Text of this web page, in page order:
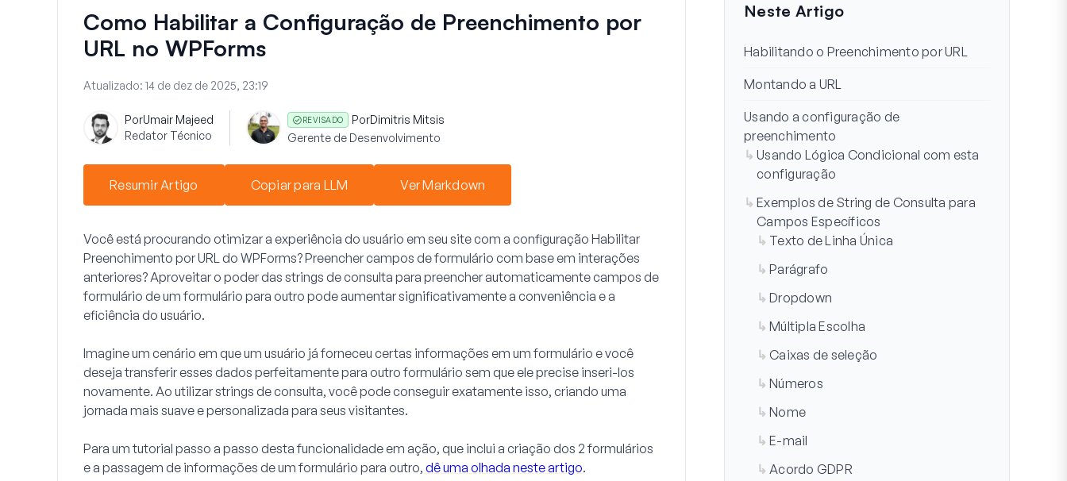
Como Habilitar a Configuração de Preenchimento por
URL no WPForms
Atualizado: 14 de dez de 2025, 23:19
PorUmair Majeed
Redator Técnico
REVISADO PorDimitris Mitsis
Gerente de Desenvolvimento
Resumir Artigo Copiar para LLM Ver Markdown
Você está procurando otimizar a experiência do usuário em seu site com a configuração Habilitar
Preenchimento por URLdo WPForms? Preencher campos de formulário com base em interações
anteriores? Aproveitar o poder das strings de consulta para preencher automaticamente campos de
formulário de um formulário para outro pode aumentar significativamente a conveniência e a
eficiência do usuário.
Imagine um cenário em que um usuário já forneceu certas informações em um formulário e você
deseja transferir esses dados perfeitamente para outro formulário sem que ele precise inseri-los
novamente. Ao utilizar strings de consulta, você pode conseguir exatamente isso, criando uma
jornada mais suave e personalizada para seus visitantes.
Para um tutorial passo a passo desta funcionalidade em ação, que inclui a criação dos 2 formulários
e a passagem de informações de um formulário para outro, dê uma olhada neste artigo.
Neste Artigo
Habilitando o Preenchimento por URL
Montando a URL
Usando a configuração de
preenchimento
Usando Lógica Condicional com esta
configuração
Exemplos de String de Consulta para
Campos Específicos
Texto de Linha Única
Parágrafo
Dropdown
Múltipla Escolha
Caixas de seleção
Números
Nome
E-mail
Acordo GDPR